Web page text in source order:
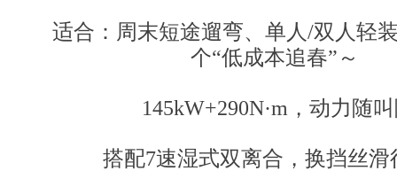
适合：周末短途遛弯、单人/双人轻
个“低成本追春”～
145kW+290N·m，动力随
搭配7速湿式双离合，换挡丝滑